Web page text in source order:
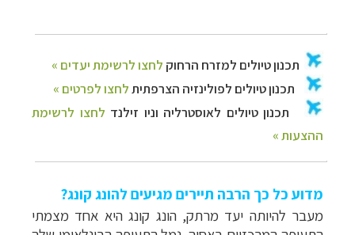
מדוע כל כך הרבה תיירים מגיעים להונג קונג?
מעבר להיותה יעד מרתק, הונג קונג היא אחד מצמתי